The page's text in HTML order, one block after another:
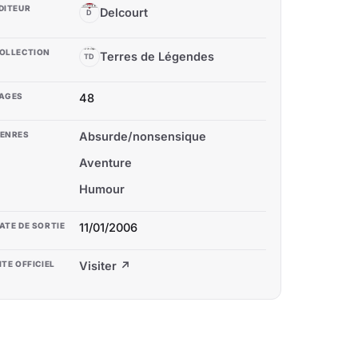
D Delcourt
TD Terres de Légendes
48
Absurde/nonsensique
Aventure
Humour
DE SORTIE 11/01/2006
OFFICIEL Visiter ↗